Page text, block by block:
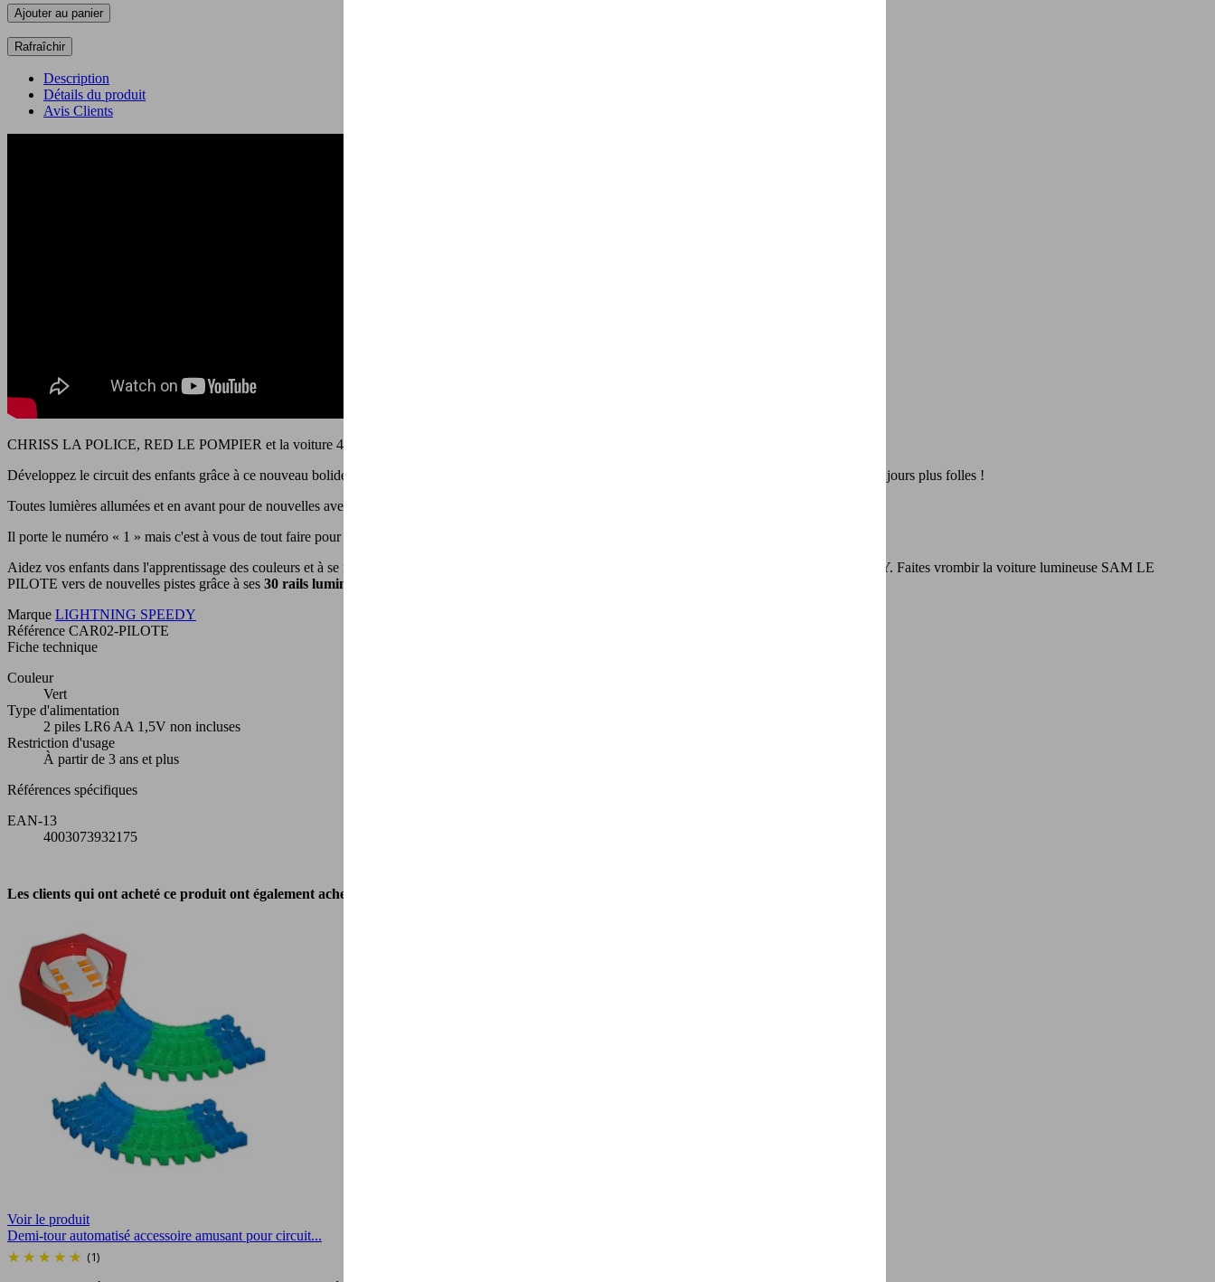
Ajouter au panier
Description
Détails du produit
Avis Clients
CHRISS LA POLICE, RED LE POMPIER et la voiture 4x4 vont se faire un nouvel ami : SAM LE PILOTE de course !
Développez le circuit des enfants grâce à ce nouveau bolide au
, une vraie voiture de course qui va se joindre à ses amis pour des courses toujours plus folles !
Toutes lumières allumées et en avant pour de nouvelles aventures au rythme des
Il porte le numéro « 1 » mais c'est à vous de tout faire pour que la voiture arrive en tête de la course !
Aidez vos enfants dans l'apprentissage des couleurs et à se repérer dans l'espace en participant avec eux à des courses sur le circuit LIGHTNING SPEEDY. Faites vrombir la voiture lumineuse SAM LE
PILOTE vers de nouvelles pistes grâce à ses 30 rails luminescents inclus
Marque LIGHTNING SPEEDY
Référence CAR02-PILOTE
Fiche technique
Couleur
Vert
Type d'alimentation
2 piles LR6 AA 1,5V non incluses
Restriction d'usage
À partir de 3 ans et plus
Références spécifiques
EAN-13
4003073932175
Les clients qui ont acheté ce produit ont également acheté...
Voir le produit
Demi-tour automatisé accessoire amusant pour circuit...
(1)